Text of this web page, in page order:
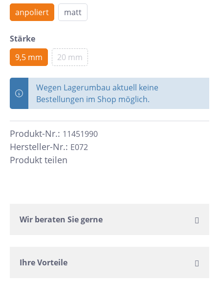
anpoliert
matt
Stärke
9,5 mm
20 mm
Wegen Lagerumbau aktuell keine
Bestellungen im Shop möglich.
Hersteller-Nr.: E072
Produkt-Nr.: 11451990
Produkt teilen
Wir beraten Sie gerne
Ihre Vorteile